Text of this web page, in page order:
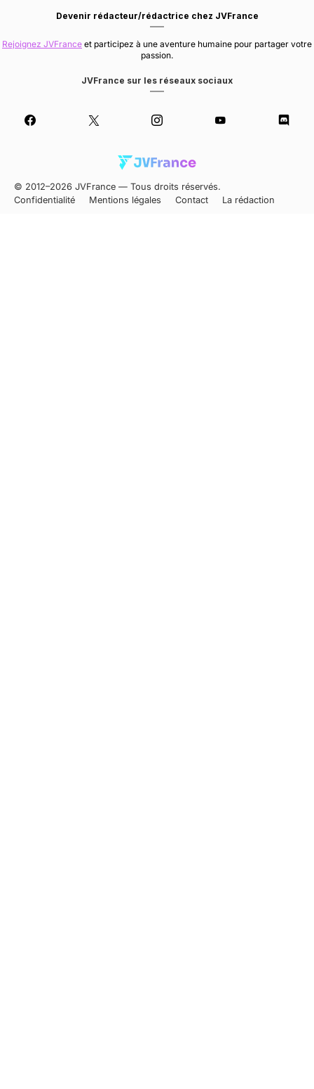
Devenir rédacteur/rédactrice chez JVFrance
Rejoignez JVFrance et participez à une aventure humaine pour partager votre
passion.
JVFrance sur les réseaux sociaux
© 2012–2026 JVFrance — Tous droits réservés.
Confidentialité
Mentions légales Contact La rédaction